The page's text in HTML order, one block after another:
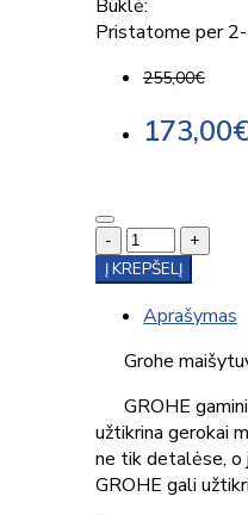
Būklė:
Pristatome per 2-
255,00€
-
+
Į KREPŠELĮ
Aprašymas
Grohe
GROHE
užtikrina gerokai
ne tik detalėse, o
GROHE gali